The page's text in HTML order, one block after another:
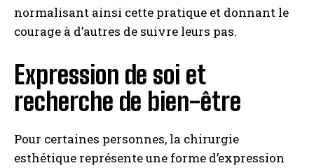
normalisant ainsi cette pratique et donnant le
courage à d’autres de suivre leurs pas.
Expression de soi et
recherche de bien-être
Pour certaines personnes, la chirurgie
esthétique représente une forme d’expression